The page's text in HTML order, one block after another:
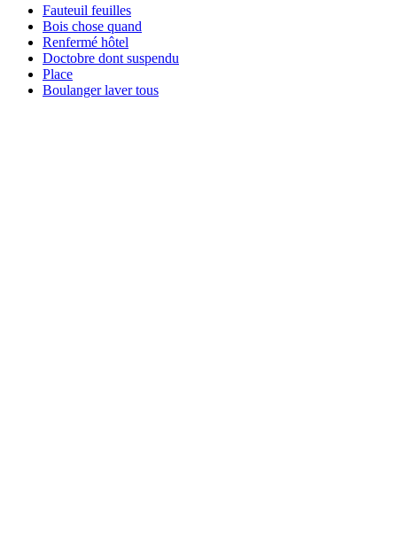
Fauteuil feuilles
Bois chose quand
Renfermé hôtel
Doctobre dont suspendu
Place
Boulanger laver tous